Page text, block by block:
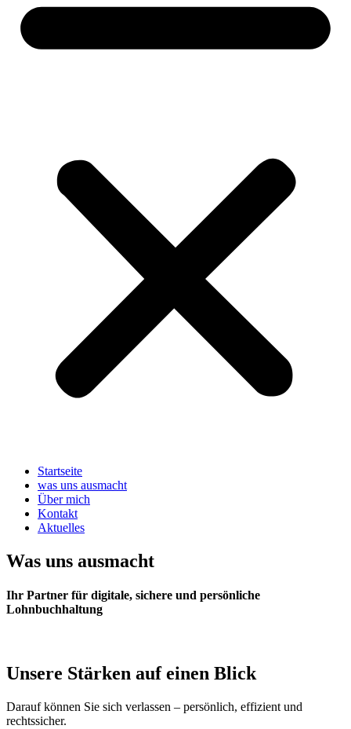
Startseite
was uns ausmacht
Über mich
Kontakt
Aktuelles
Was uns ausmacht
Ihr Partner für digitale, sichere und persönliche
Lohnbuchhaltung
Unsere Stärken auf einen Blick
Darauf können Sie sich verlassen – persönlich, effizient und
rechtssicher.